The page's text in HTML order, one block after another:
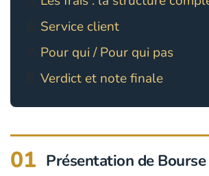
Service client
Pour qui / Pour qui pas
Verdict et note finale
01 Présentation de